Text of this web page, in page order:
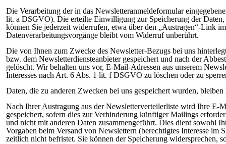
Die Verarbeitung der in das Newsletteranmeldeformular
lit. a DSGVO). Die erteilte Einwilligung zur Speicherung der
können Sie jederzeit widerrufen, etwa über den „Austragen“-Link
Datenverarbeitungsvorgänge bleibt vom Widerruf unberührt.
Die von Ihnen zum Zwecke des Newsletter-Bezugs bei uns
bzw. dem Newsletterdiensteanbieter gespeichert und nach der
gelöscht. Wir behalten uns vor, E-Mail-Adressen aus unserem
Interesses nach Art. 6 Abs. 1 lit. f DSGVO zu löschen oder zu
Daten, die zu anderen Zwecken bei uns gespeichert wurden,
Nach Ihrer Austragung aus der Newsletterverteilerliste wird Ihre E-
gespeichert, sofern dies zur Verhinderung künftiger Mailings
und nicht mit anderen Daten zusammengeführt. Dies dient sowohl
Vorgaben beim Versand von Newslettern (berechtigtes Interesse
zeitlich nicht befristet. Sie können der Speicherung widersprechen,